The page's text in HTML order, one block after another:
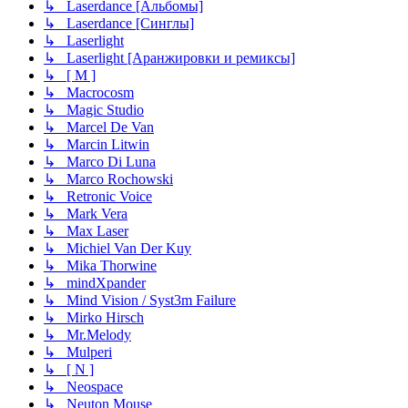
↳ Laserdance [Альбомы]
↳ Laserdance [Синглы]
↳ Laserlight
↳ Laserlight [Аранжировки и ремиксы]
↳ [ M ]
↳ Macrocosm
↳ Magic Studio
↳ Marcel De Van
↳ Marcin Litwin
↳ Marco Di Luna
↳ Marco Rochowski
↳ Retronic Voice
↳ Mark Vera
↳ Max Laser
↳ Michiel Van Der Kuy
↳ Mika Thorwine
↳ mindXpander
↳ Mind Vision / Syst3m Failure
↳ Mirko Hirsch
↳ Mr.Melody
↳ Mulperi
↳ [ N ]
↳ Neospace
↳ Neuton Mouse